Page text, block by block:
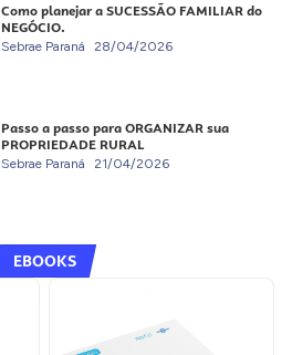
Como planejar a SUCESSÃO FAMILIAR do
NEGÓCIO.
Sebrae Paraná 28/04/2026
Passo a passo para ORGANIZAR sua
PROPRIEDADE RURAL
Sebrae Paraná 21/04/2026
EBOOKS